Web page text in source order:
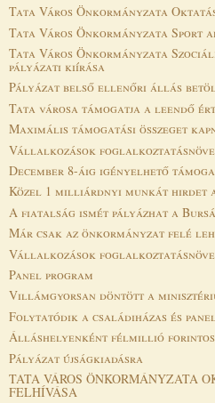
Tata Város Önkormányzata
Tata Város Önkormányzata Sport
Tata Város Önkormányzata
pályázati kiírása
Pályázat belső ellenőri állás
Tata városa támogatja a leendő
Maximális támogatási összeget
Vállalkozások
December 8-áig igényelhető
Közel 1 milliárdnyi munkát hirdet
A fiatalság ismét pályázhat a
Már csak az önkormányzat felé
Vállalkozások
Panel program
Villámgyorsan döntött a
Folytatódik a családiházas és
Álláshelyenként félmillió forintos
Pályázat újságkiadásra
TATA VÁROS ÖNKORMÁNYZATA
FELHÍVÁSA